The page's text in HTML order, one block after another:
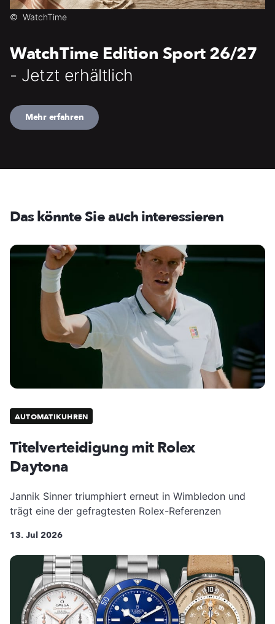
© WatchTime
WatchTime Edition Sport 26/27
- Jetzt erhältlich
Mehr erfahren
Das könnte Sie auch interessieren
AUTOMATIKUHREN
Titelverteidigung mit Rolex
Daytona
Jannik Sinner triumphiert erneut in Wimbledon und
trägt eine der gefragtesten Rolex-Referenzen
13. Jul 2026